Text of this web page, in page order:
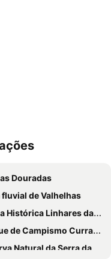
Douradas
fluvial de Valhelhas
Histórica Linhares da Beira
Campismo Curral do Negro Gouveia
Natural da Serra da Malcata